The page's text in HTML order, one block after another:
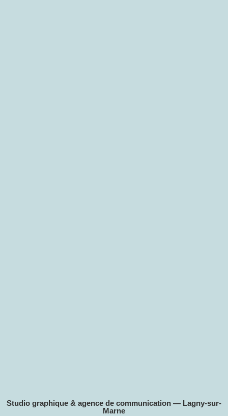
Studio graphique & agence de communication — Lagny-sur-
Marne